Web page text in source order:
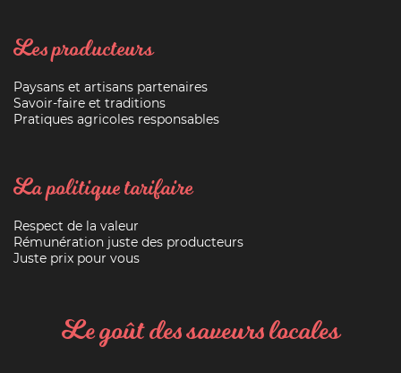
Les producteurs
Paysans et artisans partenaires
Savoir-faire et traditions
Pratiques agricoles responsables
La politique tarifaire
Respect de la valeur
Rémunération juste des producteurs
Juste prix pour vous
Le goût des saveurs locales